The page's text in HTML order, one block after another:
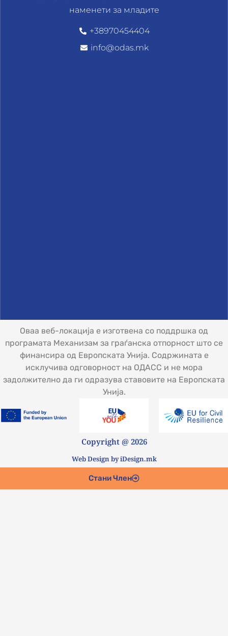
наменети за младите
+38970454404
info@odas.mk
Оваа веб-локација е изготвена со поддршка од
програмата Механизам за граѓанска отпорност што се
финансира од Европската Унија. Содржината е
исклучива одговорност на ОДАСС и не мора
задолжително да ги одразува ставовите на Европската
Унија.
Copyright @ 2026
Web Design by iDesign.mk
Стани Член